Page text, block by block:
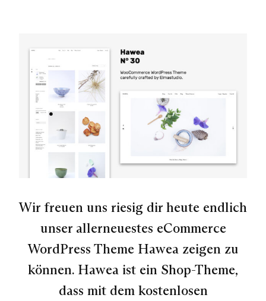
Wir freuen uns riesig dir heute endlich
unser allerneuestes eCommerce
WordPress Theme Hawea zeigen zu
können. Hawea ist ein Shop-Theme,
dass mit dem kostenlosen